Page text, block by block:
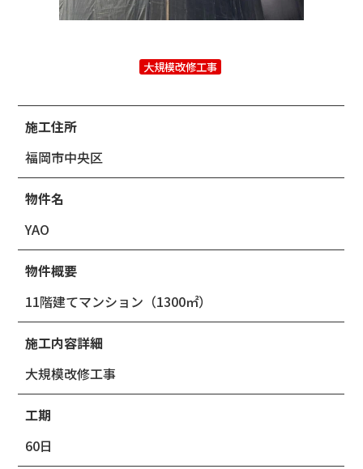
大規模改修工事
施工住所
福岡市中央区
物件名
YAO
物件概要
11階建てマンション（1300㎡）
施工内容詳細
大規模改修工事
工期
60日